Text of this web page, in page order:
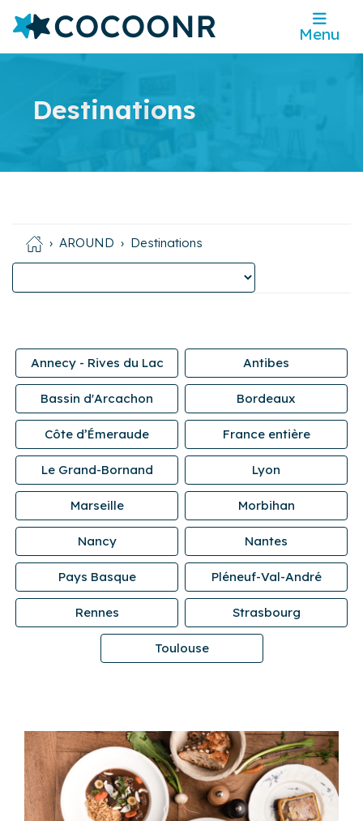
Menu
Destinations
AROUND Destinations
Annecy - Rives du Lac Antibes
Bassin d'Arcachon Bordeaux
Côte d’Émeraude France entière
Le Grand-Bornand Lyon
Marseille Morbihan
Nancy Nantes
Pays Basque Pléneuf-Val-André
Rennes Strasbourg
Toulouse